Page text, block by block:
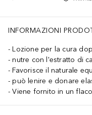
INFORMAZIONI
Lozione per la cura
nutre con l'estratto di
Favorisce il naturale
può lenire e donare
Viene fornito in un